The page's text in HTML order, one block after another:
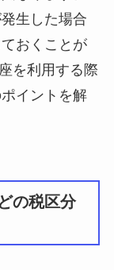
生した場合
おくことが
を利用する際
イントを解
の税区分